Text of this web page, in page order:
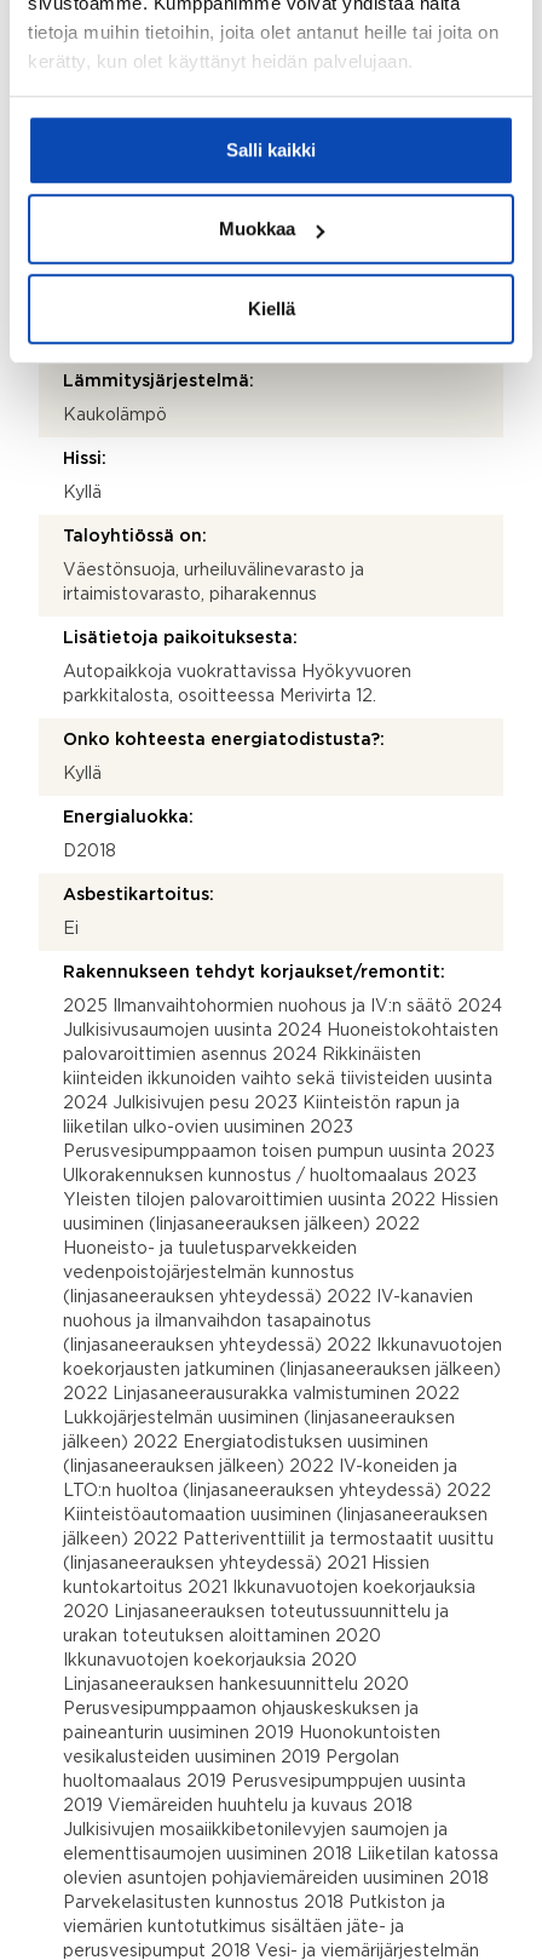
tietoja muihin tietoihin, joita olet antanut heille tai joita on
kerätty, kun olet käyttänyt heidän palvelujaan.
Salli kaikki
Muokkaa
Kiellä
27.04.2026
Valmistumisvuosi:
Rakennus- ja pintamateriaalit:
Teräsbetoni
Tasakatto
Lämmitysjärjestelmä:
Kaukolämpö
Hissi:
Kyllä
Taloyhtiössä on:
Väestönsuoja, urheiluvälinevarasto ja
irtaimistovarasto, piharakennus
Lisätietoja paikoituksesta:
Autopaikkoja vuokrattavissa Hyökyvuoren
parkkitalosta, osoitteessa Merivirta 12.
Onko kohteesta energiatodistusta?:
Kyllä
Energialuokka:
D2018
Asbestikartoitus:
Ei
Rakennukseen tehdyt korjaukset/remontit:
2025 Ilmanvaihtohormien nuohous ja IV:n säätö 2024
Julkisivusaumojen uusinta 2024 Huoneistokohtaisten
palovaroittimien asennus 2024 Rikkinäisten
kiinteiden ikkunoiden vaihto sekä tiivisteiden uusinta
2024 Julkisivujen pesu 2023 Kiinteistön rapun ja
liiketilan ulko-ovien uusiminen 2023
Perusvesipumppaamon toisen pumpun uusinta 2023
Ulkorakennuksen kunnostus / huoltomaalaus 2023
YIeisten tilojen palovaroittimien uusinta 2022 Hissien
uusiminen (linjasaneerauksen jälkeen) 2022
Huoneisto- ja tuuletusparvekkeiden
vedenpoistojärjestelmän kunnostus
(linjasaneerauksen yhteydessä) 2022 IV-kanavien
nuohous ja ilmanvaihdon tasapainotus
(linjasaneerauksen yhteydessä) 2022 Ikkunavuotojen
koekorjausten jatkuminen (linjasaneerauksen jälkeen)
2022 Linjasaneerausurakka valmistuminen 2022
Lukkojärjestelmän uusiminen (linjasaneerauksen
jälkeen) 2022 Energiatodistuksen uusiminen
(linjasaneerauksen jälkeen) 2022 IV-koneiden ja
LTO:n huoltoa (linjasaneerauksen yhteydessä) 2022
Kiinteistöautomaation uusiminen (linjasaneerauksen
jälkeen) 2022 Patteriventtiilit ja termostaatit uusittu
(linjasaneerauksen yhteydessä) 2021 Hissien
kuntokartoitus 2021 Ikkunavuotojen koekorjauksia
2020 Linjasaneerauksen toteutussuunnittelu ja
urakan toteutuksen aloittaminen 2020
Ikkunavuotojen koekorjauksia 2020
Linjasaneerauksen hankesuunnittelu 2020
Perusvesipumppaamon ohjauskeskuksen ja
paineanturin uusiminen 2019 Huonokuntoisten
vesikalusteiden uusiminen 2019 Pergolan
huoltomaalaus 2019 Perusvesipumppujen uusinta
2019 Viemäreiden huuhtelu ja kuvaus 2018
Julkisivujen mosaiikkibetonilevyjen saumojen ja
elementtisaumojen uusiminen 2018 Liiketilan katossa
olevien asuntojen pohjaviemäreiden uusiminen 2018
Parvekelasitusten kunnostus 2018 Putkiston ja
viemärien kuntotutkimus sisältäen jäte- ja
perusvesipumput 2018 Vesi- ja viemärijärjestelmän